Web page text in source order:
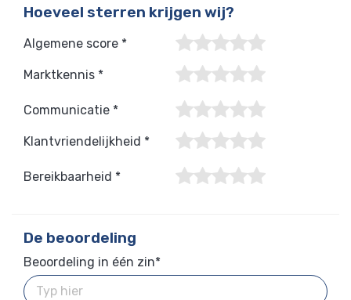
Hoeveel sterren krijgen wij?
Algemene score *
Marktkennis *
Communicatie *
Klantvriendelijkheid *
Bereikbaarheid *
De beoordeling
Beoordeling in één zin*